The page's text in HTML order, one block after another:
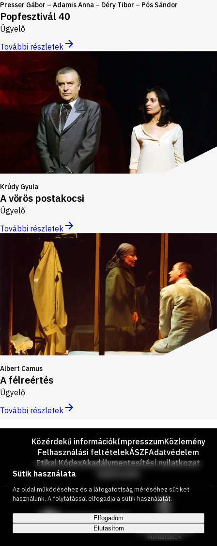
Presser Gábor – Adamis Anna – Déry Tibor – Pós Sándor
Popfesztivál 40
Ügyelő
További részletek
Krúdy Gyula
A vörös postakocsi
Ügyelő
További részletek
Albert Camus
A félreértés
Ügyelő
További részletek
LáblécKözérdekű információkImpresszumKözlemény
Felhasználási feltételekÁSZFAdatvédelem
Etikai KódexAkadálymentesítési nyilatkozat
Támogatók
Sütik használata
Az oldal működéséhez és a látogatottság méréséhez sütiket
használunk. A folytatással elfogadja a sütik használatát.
Elfogadom
Elutasítom